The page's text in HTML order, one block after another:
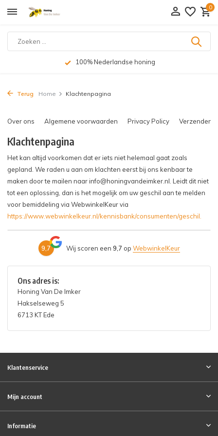
0
100% Nederlandse honing
Terug Home Klachtenpagina
Over ons Algemene voorwaarden Privacy Policy Verzenden
Klachtenpagina
Het kan altijd voorkomen dat er iets niet helemaal gaat zoals
gepland. We raden u aan om klachten eerst bij ons kenbaar te
maken door te mailen naarinfo@honingvandeimker.nl . Leidt dit niet
tot een oplossing, dan is het mogelijk om uw geschil aan te melden
voor bemiddeling via WebwinkelKeur via
https://www.webwinkelkeur.nl/kennisbank/consumenten/geschil.
9,7 Wij scoren een 9,7 op WebwinkelKeur
Ons adres is:
Honing Van De Imker
Hakselseweg 5
6713 KT Ede
Klantenservice
Mijn account
Informatie